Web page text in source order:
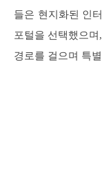
들은 현지화된 인
포털을 선택했으며
경로를 걸으며 특